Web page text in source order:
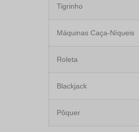
Tigrinho
Máquinas Caça-Níqueis
Roleta
Blackjack
Pôquer